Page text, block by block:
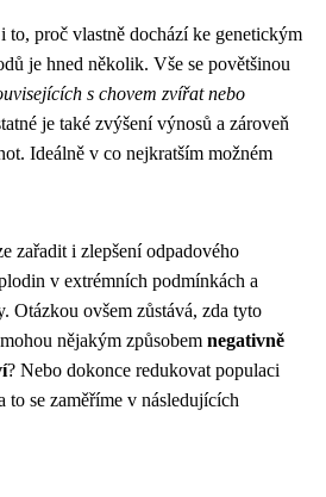
to, proč vlastně dochází ke genetickým
je hned několik. Vše se povětšinou
s chovem zvířat nebo
je také zvýšení výnosů a zároveň
Ideálně v co nejkratším možném
zařadit i zlepšení odpadového
v extrémních podmínkách a
Otázkou ovšem zůstává, zda tyto
nějakým způsobem negativně
? Nebo dokonce redukovat populaci
to se zaměříme v následujících